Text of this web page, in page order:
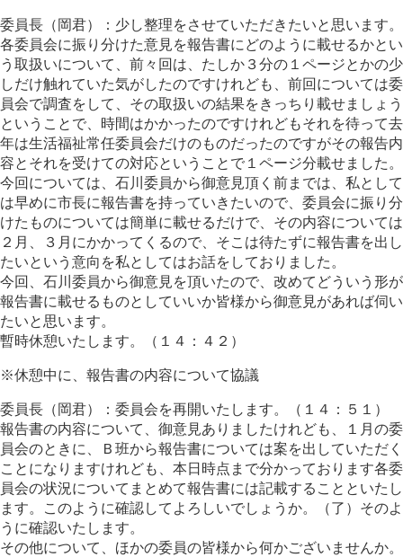
委員長（岡君）：少し整理をさせていただきたいと思います。
各委員会に振り分けた意見を報告書にどのように載せるかとい
う取扱いについて、前々回は、たしか３分の１ページとかの少
しだけ触れていた気がしたのですけれども、前回については委
員会で調査をして、その取扱いの結果をきっちり載せましょう
ということで、時間はかかったのですけれどもそれを待って去
年は生活福祉常任委員会だけのものだったのですがその報告内
容とそれを受けての対応ということで１ページ分載せました。
今回については、石川委員から御意見頂く前までは、私として
は早めに市長に報告書を持っていきたいので、委員会に振り分
けたものについては簡単に載せるだけで、その内容については
２月、３月にかかってくるので、そこは待たずに報告書を出し
たいという意向を私としてはお話をしておりました。
今回、石川委員から御意見を頂いたので、改めてどういう形が
報告書に載せるものとしていいか皆様から御意見があれば伺い
たいと思います。
暫時休憩いたします。（１４：４２）
※休憩中に、報告書の内容について協議
委員長（岡君）：委員会を再開いたします。（１４：５１）
報告書の内容について、御意見ありましたけれども、１月の委
員会のときに、Ｂ班から報告書については案を出していただく
ことになりますけれども、本日時点まで分かっております各委
員会の状況についてまとめて報告書には記載することといたし
ます。このように確認してよろしいでしょうか。（了）そのよ
うに確認いたします。
その他について、ほかの委員の皆様から何かございませんか。